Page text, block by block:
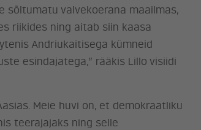
sõltumatu valvekoerana maailmas,
riikides ning aitab siin kaasa
Andriukaitisega kümneid
esindajatega,” rääkis Lillo visiidi
Meie huvi on, et demokraatliku
teerajajaks ning selle